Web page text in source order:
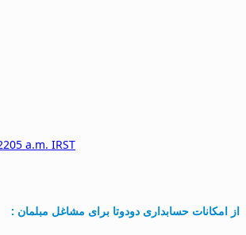
a.m. IRST
از امکانات حسابداری دودوتا برای مشاغل مبلمان :